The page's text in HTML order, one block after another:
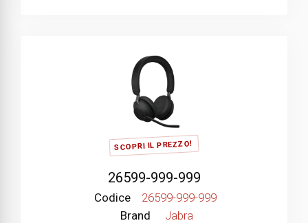
SCOPRI IL PREZZO!
26599-999-999
Codice
26599-999-999
Brand
Jabra